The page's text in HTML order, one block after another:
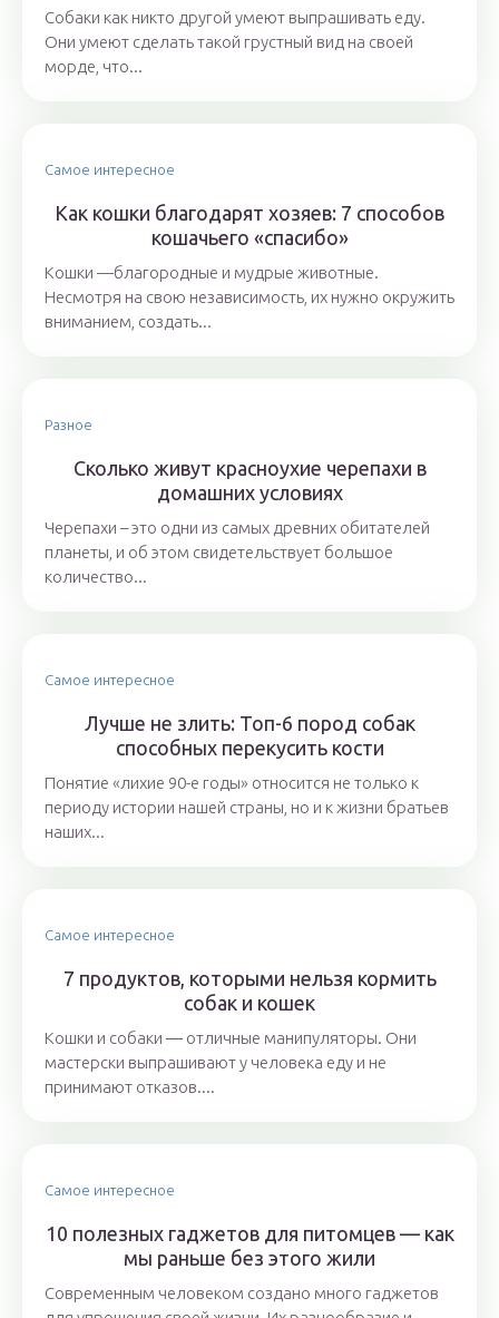
Собаки как никто другой умеют выпрашивать еду.
Они умеют сделать такой грустный вид на своей
морде, что...
Самое интересное
Как кошки благодарят хозяев: 7 способов
кошачьего «спасибо»
Кошки —благородные и мудрые животные.
Несмотря на свою независимость, их нужно окружить
вниманием, создать...
Разное
Сколько живут красноухие черепахи в
домашних условиях
Черепахи – это одни из самых древних обитателей
планеты, и об этом свидетельствует большое
количество...
Самое интересное
Лучше не злить: Топ-6 пород собак
способных перекусить кости
Понятие «лихие 90-е годы» относится не только к
периоду истории нашей страны, но и к жизни братьев
наших...
Самое интересное
7 продуктов, которыми нельзя кормить
собак и кошек
Кошки и собаки ― отличные манипуляторы. Они
мастерски выпрашивают у человека еду и не
принимают отказов....
Самое интересное
10 полезных гаджетов для питомцев — как
мы раньше без этого жили
Современным человеком создано много гаджетов